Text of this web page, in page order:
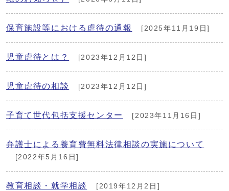
保育施設等における虐待の通報 [2025年11月19日]
児童虐待とは？ [2023年12月12日]
児童虐待の相談 [2023年12月12日]
子育て世代包括支援センター [2023年11月16日]
弁護士による養育費無料法律相談の実施について
[2022年5月16日]
教育相談・就学相談 [2019年12月2日]